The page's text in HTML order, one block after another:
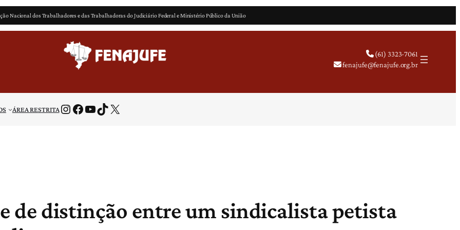
Nacional dos Trabalhadores e das Trabalhadoras do Judiciário Federal e Ministério Público da União
(61) 3323-7061
fenajufe@fenajufe.org.br
ÁREA RESTRITAInstagram Facebook Youtube TikTok X
de distinção entre um sindicalista petista